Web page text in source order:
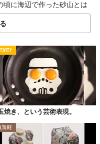
頃に海辺で作った砂山とは
材が「砂」である以上、ど
に。まだまだ、知られて
」の彫刻
焼き、という芸術表現。